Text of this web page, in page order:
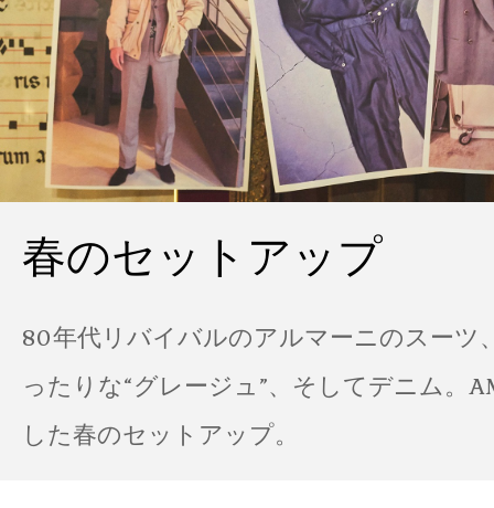
春のセットアップ
80年代リバイバルのアルマーニのスーツ
ったりな“グレージュ”、そしてデニム。
した春のセットアップ。